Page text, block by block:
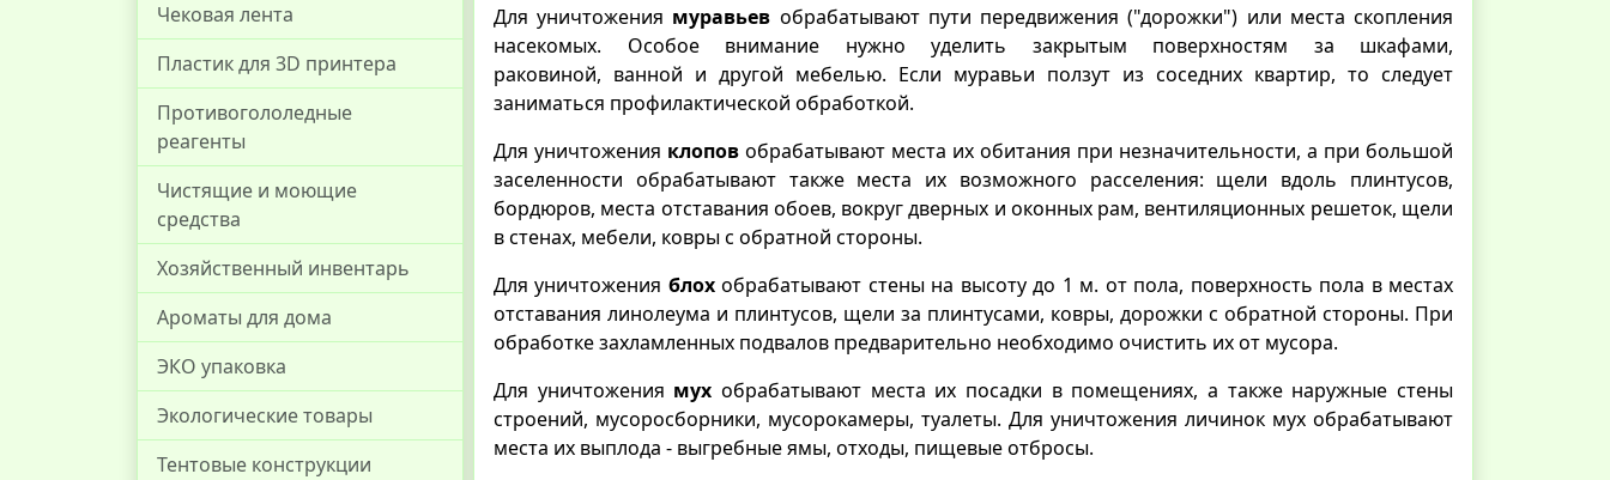
Чековая лента
Пластик для 3D принтера
Противогололедные
реагенты
Чистящие и моющие
средства
Хозяйственный инвентарь
Ароматы для дома
ЭКО упаковка
Экологические товары
Тентовые конструкции
Для уничтожения муравьев обрабатывают пути передвижения ("дорожки") или места скопления
насекомых. Особое внимание нужно уделить закрытым поверхностям за шкафами,
раковиной, ванной и другой мебелью. Если муравьи ползут из соседних квартир, то следует
заниматься профилактической обработкой.
Для уничтожения клопов обрабатывают места их обитания при незначительности, а при большой
заселенности обрабатывают также места их возможного расселения: щели вдоль плинтусов,
бордюров, места отставания обоев, вокруг дверных и оконных рам, вентиляционных решеток, щели
в стенах, мебели, ковры с обратной стороны.
Для уничтожения блохобрабатывают стены на высоту до 1 м. от пола, поверхность пола в местах
отставания линолеума и плинтусов, щели за плинтусами, ковры, дорожки с обратной стороны. При
обработке захламленных подвалов предварительно необходимо очистить их от мусора.
Для уничтожения мух обрабатывают места их посадки в помещениях, а также наружные стены
строений, мусоросборники, мусорокамеры, туалеты. Для уничтожения личинок мух обрабатывают
места их выплода - выгребные ямы, отходы, пищевые отбросы.